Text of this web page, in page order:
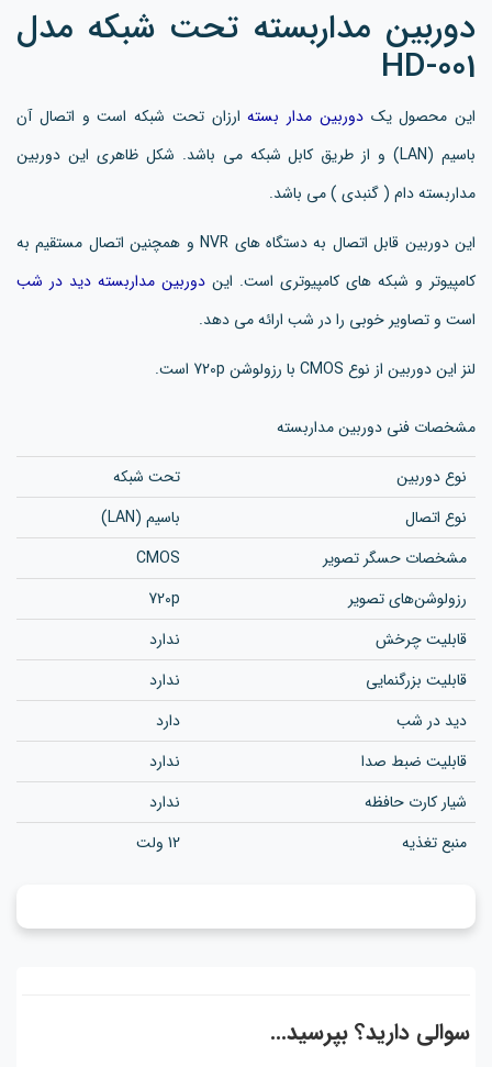
دوربین مداربسته تحت شبکه مدل
HD-001
این محصول یکدوربین مدار بستهارزان تحت شبکه است و اتصال آن
باسیم (LAN) و از طریق کابل شبکه می باشد. شکل ظاهری این دوربین
مداربسته دام ( گنبدی ) می باشد.
این دوربین قابل اتصال به دستگاه های NVR و همچنین اتصال مستقیم به
کامپیوتر و شبکه های کامپیوتری است. این دوربین مداربسته دید در شب
است و تصاویر خوبی را در شب ارائه می دهد.
لنز این دوربین از نوع CMOS با رزولوشن 720p است.
مشخصات فنی دوربین مداربسته
نوع دوربین
تحت شبکه
نوع اتصال
باسیم (LAN)
مشخصات حسگر تصویر
CMOS
رزولوشن‌های تصویر
720p
قابلیت چرخش
ندارد
قابلیت بزرگنمایی
ندارد
دید در شب
دارد
قابلیت ضبط صدا
ندارد
شیار کارت حافظه
ندارد
منبع تغذیه
12 ولت
سوالی دارید؟ بپرسید...